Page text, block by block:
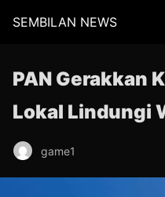
SEMBILAN NEWS
PAN Gerakkan
Lokal Lindungi
game1